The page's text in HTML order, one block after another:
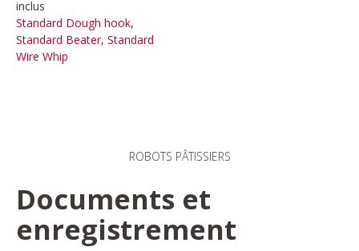
inclus
Standard Dough hook,
Standard Beater, Standard
Wire Whip
ROBOTS PÂTISSIERS
Documents et
enregistrement